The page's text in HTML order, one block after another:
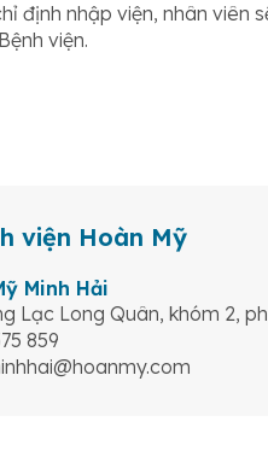
định nhập viện, nhân viên
viện.
viện Hoàn Mỹ
Minh Hải
Lạc Long Quân, khóm 2,
859